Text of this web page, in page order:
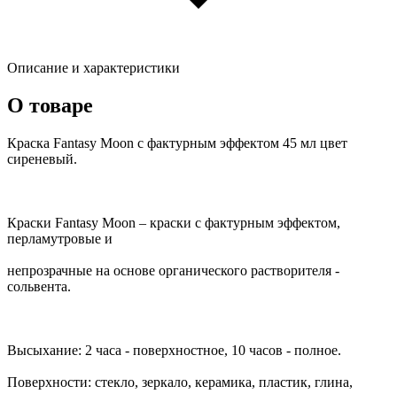
Описание и характеристики
О товаре
Краска Fantasy Moon с фактурным эффектом 45 мл цвет
сиреневый.
Краски Fantasy Moon – краски с фактурным эффектом,
перламутровые и
непрозрачные на основе органического растворителя -
сольвента.
Высыхание: 2 часа - поверхностное, 10 часов - полное.
Поверхности: стекло, зеркало, керамика, пластик, глина,